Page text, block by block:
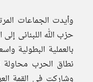
وأيدت الجماعات
حزب الله اللبنانى إلى
بالعملية البطولية
نطاق الحرب